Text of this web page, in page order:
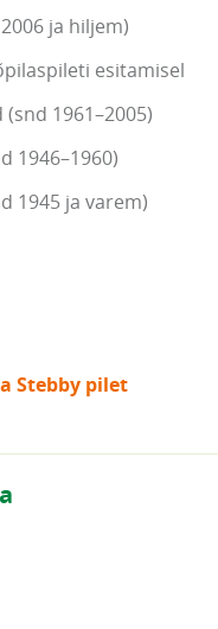
ja hiljem)
esitamisel
(snd 1961–2005)
1946–1960)
1945 ja varem)
Stebby pilet